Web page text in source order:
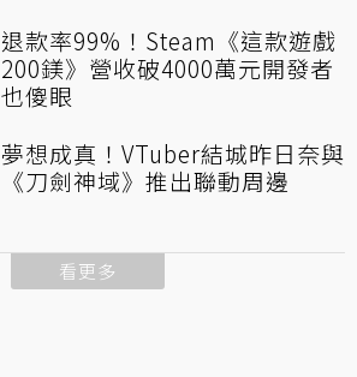
退款率99%！Steam《這款遊戲
200鎂》營收破4000萬元開發者
也傻眼
夢想成真！VTuber結城昨日奈與
《刀劍神域》推出聯動周邊
看更多